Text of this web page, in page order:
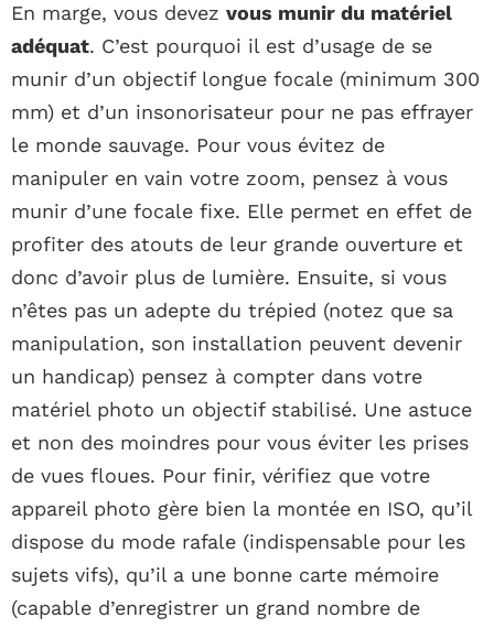
En marge, vous devez vous munir du matériel
adéquat. C’est pourquoi il est d’usage de se
munir d’un objectif longue focale (minimum 300
mm) et d’un insonorisateur pour ne pas effrayer
le monde sauvage. Pour vous évitez de
manipuler en vain votre zoom, pensez à vous
munir d’une focale fixe. Elle permet en effet de
profiter des atouts de leur grande ouverture et
donc d’avoir plus de lumière. Ensuite, si vous
n’êtes pas un adepte du trépied (notez que sa
manipulation, son installation peuvent devenir
un handicap) pensez à compter dans votre
matériel photo un objectif stabilisé. Une astuce
et non des moindres pour vous éviter les prises
de vues floues. Pour finir, vérifiez que votre
appareil photo gère bien la montée en ISO, qu’il
dispose du mode rafale (indispensable pour les
sujets vifs), qu’il a une bonne carte mémoire
(capable d’enregistrer un grand nombre de